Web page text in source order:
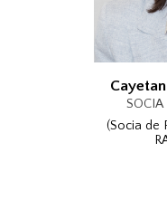
SOCIA
(Socia de